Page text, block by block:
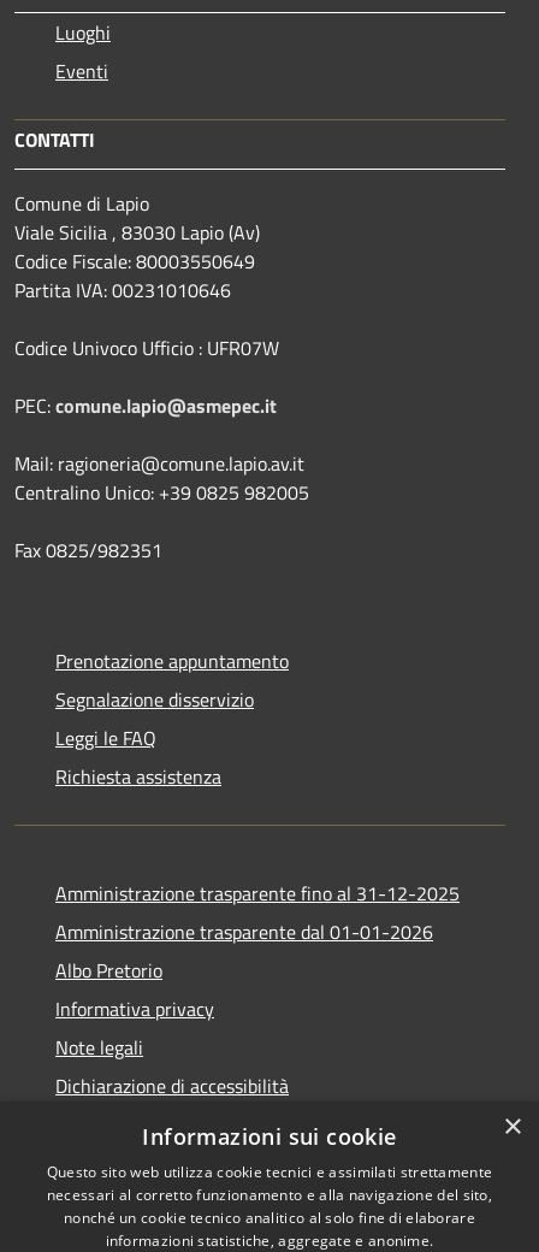
Luoghi
Eventi
CONTATTI
Comune di Lapio
Viale Sicilia , 83030 Lapio (Av)
Codice Fiscale: 80003550649
Partita IVA: 00231010646
Codice Univoco Ufficio : UFR07W
PEC:comune.lapio@asmepec.it
Mail: ragioneria@comune.lapio.av.it
Centralino Unico: +39 0825 982005
Fax 0825/982351
Prenotazione appuntamento
Segnalazione disservizio
Leggi le FAQ
Richiesta assistenza
Amministrazione trasparente fino al 31-12-2025
Amministrazione trasparente dal 01-01-2026
Albo Pretorio
Informativa privacy
Note legali
Dichiarazione di accessibilità
RSS
Accessibilità
Copyright © 2026 • Comune di
Lapio • Powered by
×
Informazioni sui cookie
Questo sito web utilizza cookie tecnici e assimilati strettamente
necessari al corretto funzionamento e alla navigazione del sito,
nonché un cookie tecnico analitico al solo fine di elaborare
informazioni statistiche, aggregate e anonime.